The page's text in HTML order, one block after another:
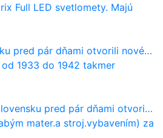
Full LED svetlomety. Majú
pár dňami otvorili nové mosty, ktoré to sú?
1933 do 1942 takmer
pred pár dňami otvorili nové mosty, ktoré to sú?
mater.a stroj.vybavením) za